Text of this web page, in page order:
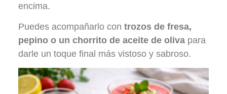
encima.
Puedes acompañarlo con trozos de fresa,
pepino o un chorrito de aceite de olivapara
darle un toque final más vistoso y sabroso.